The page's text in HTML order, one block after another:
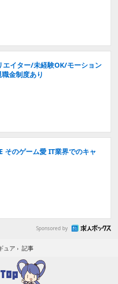
エイター/未経験OK/モーション
金制度あり
そのゲーム愛 IT業界でのキャ
Sponsored by
ュア › 記事